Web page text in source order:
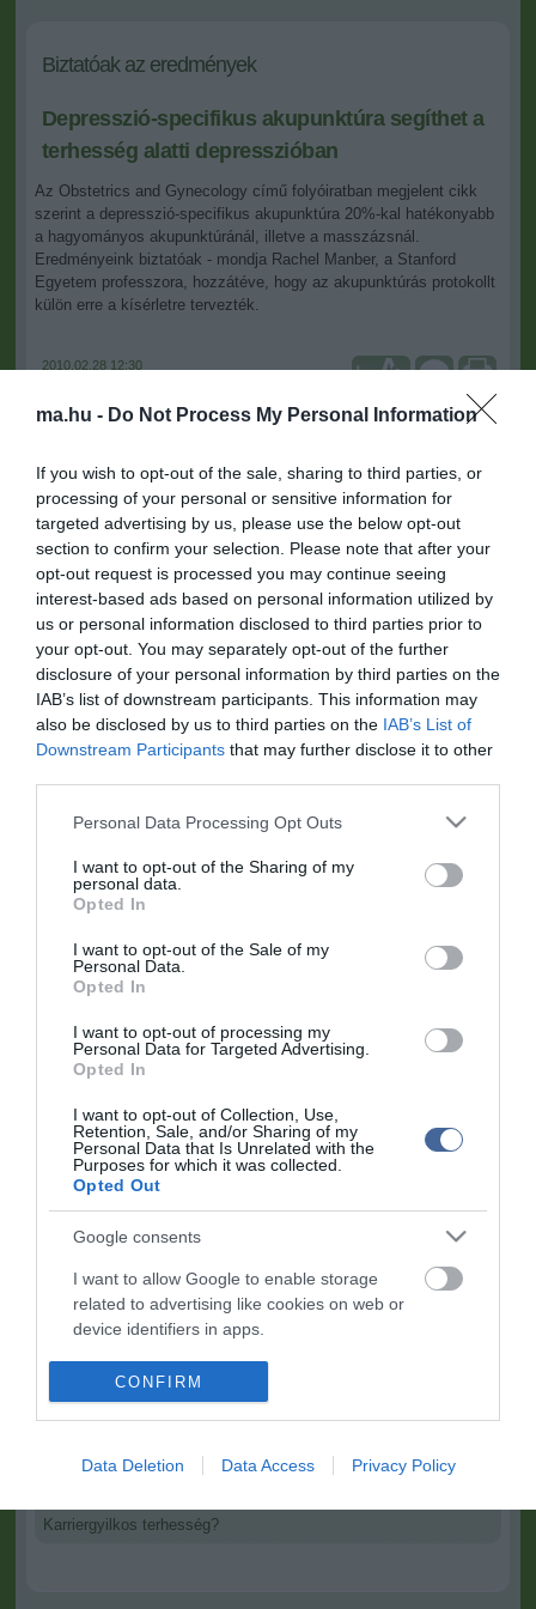
ma.hu - Do Not Process My Personal Information
If you wish to opt-out of the sale, sharing to third parties, or
processing of your personal or sensitive information for
targeted advertising by us, please use the below opt-out
section to confirm your selection. Please note that after your
opt-out request is processed you may continue seeing
interest-based ads based on personal information utilized by
us or personal information disclosed to third parties prior to
your opt-out. You may separately opt-out of the further
disclosure of your personal information by third parties on the
IAB’s list of downstream participants. This information may
also be disclosed by us to third parties on the IAB’s List of
Downstream Participants that may further disclose it to other
Please note that this website/app uses one or more Google
not limited to your visit or usage behaviour. You may click to
grant or deny consent to Google and its third-party tags to
use your data for below specified purposes in below Google
consent section.
Personal Data Processing Opt Outs
I want to opt-out of the Sharing of my
personal data.
Opted In
I want to opt-out of the Sale of my
Personal Data.
Opted In
I want to opt-out of processing my
Personal Data for Targeted Advertising.
Opted In
I want to opt-out of Collection, Use,
Retention, Sale, and/or Sharing of my
Personal Data that Is Unrelated with the
Purposes for which it was collected.
Opted Out
Google consents
I want to allow Google to enable storage
related to advertising like cookies on web or
device identifiers in apps.
I want to allow my user data to be sent to
Google for online advertising purposes.
I want to allow Google to send me
personalized advertising.
I want to allow Google to enable storage
CONFIRM
Data Deletion Data Access Privacy Policy
Biztatóak az eredmények
Depresszió-specifikus akupunktúra segíthet a
terhesség alatti depresszióban
Az Obstetrics and Gynecology című folyóiratban megjelent cikk
szerint a depresszió-specifikus akupunktúra 20%-kal hatékonyabb
a hagyományos akupunktúránál, illetve a masszázsnál.
Eredményeink biztatóak - mondja Rachel Manber, a Stanford
Egyetem professzora, hozzátéve, hogy az akupunktúrás protokollt
külön erre a kísérletre tervezték.
2010.02.28 12:30
+-
is pozitívan nyilatkozott eddigi tapasztatalataikról.
"Nagyszerű, hogy az alternatív orvoslás egyre inkább kezd a
hagyományos medicina részévé válni, vizsgálatainkat azonban
szükséges nagyobb esetszám mellett is megismételni, hogy
biztosak lehessünk eredményeinkben. Természetesen az
akupunktúra nem helyettesítheti a hagyományos terápiát."
Az állapotos nők közel 20 százaléka szenved depressziótól. Az
állandó szomorúság, reménytelenség-érzés, szorongás és a
jövendő anyaságtól való félelem általában 2 hétnél hosszabb ideig
tart.
30. hét közötti terhes nőt vizsgált 8 héten át: 52 nő esetében
depresszió-specifikus akupunktúrát, 49 páciensnél hagyományos
akupunktúrát alkalmaztak, a harmadik csoport pedig masszázsban
Eredményeik szerint a speciális akupunktúra alkalmazásakor
mintegy 50 százalékos tünetcsökkenés volt észlelhető.
"Az általunk fejlesztett protokoll hatásos, ám ez nem jelenti, hogy
az akupunktúra önmagában elégséges kezelés a terhességi
orvos közösen döntsenek az egyénre szabott kezelésről.
Kapcsolódó írások:
Kerülje el a terhességi cukorbetegséget! Mozogjon!
A terhesség első harmadában megállapítható a jövevény neme
Karriergyilkos terhesség?